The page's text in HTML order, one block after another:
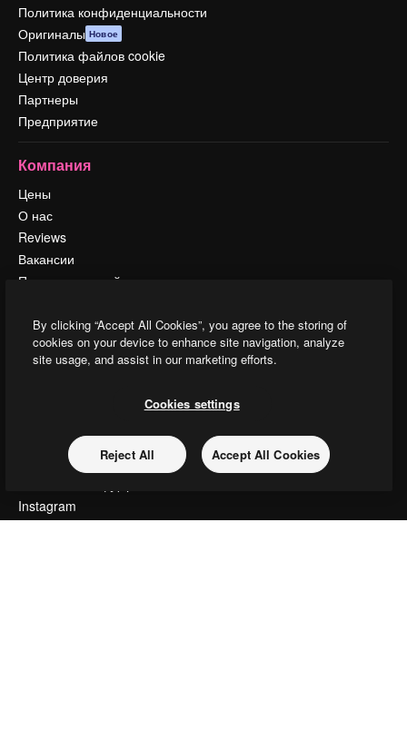
Политика конфиденциальности
Оригиналы Новое
Политика файлов cookie
Центр доверия
Партнеры
Предприятие
Компания
Цены
О нас
Reviews
Вакансии
Поиск тенденций
События
Slidesgo
Продайте свой контент
Связаться с нами
Instagram
By clicking “Accept All Cookies”, you agree to the storing of
cookies on your device to enhance site navigation, analyze
site usage, and assist in our marketing efforts.
Cookies settings
Reject All Accept All Cookies